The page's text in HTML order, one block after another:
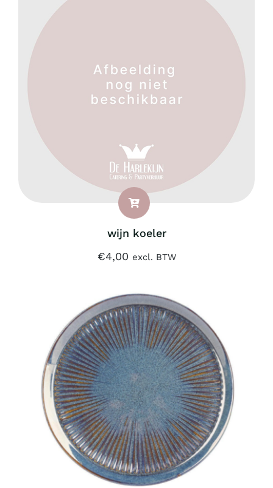
wijn koeler
€4,00 excl. BTW